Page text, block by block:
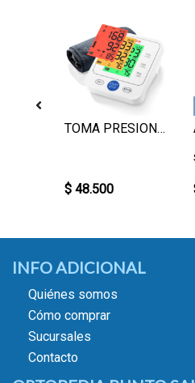
TOMA PRESION DIGITAL BRAZO
$ 48.500
INFO ADICIONAL
Quiénes somos
Cómo comprar
Sucursales
Contacto